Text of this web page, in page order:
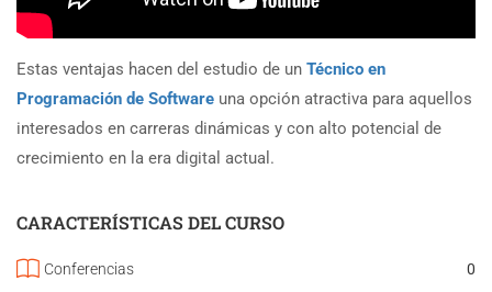
Estas ventajas hacen del estudio de un Técnico en
Programación de Software una opción atractiva para aquellos
interesados en carreras dinámicas y con alto potencial de
crecimiento en la era digital actual.
CARACTERÍSTICAS DEL CURSO
Conferencias 0